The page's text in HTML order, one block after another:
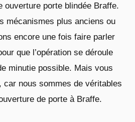
ouverture porte blindée Braffe.
mécanismes plus anciens ou
encore une fois faire parler
que l’opération se déroule
minutie possible. Mais vous
car nous sommes de véritables
de porte à Braffe.